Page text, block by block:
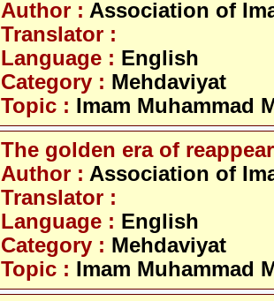
Author : Association of
Translator :
Language : English
Category : Mehdaviyat
Topic : Imam Muhammad
The golden era of
Author : Association of
Translator :
Language : English
Category : Mehdaviyat
Topic : Imam Muhammad